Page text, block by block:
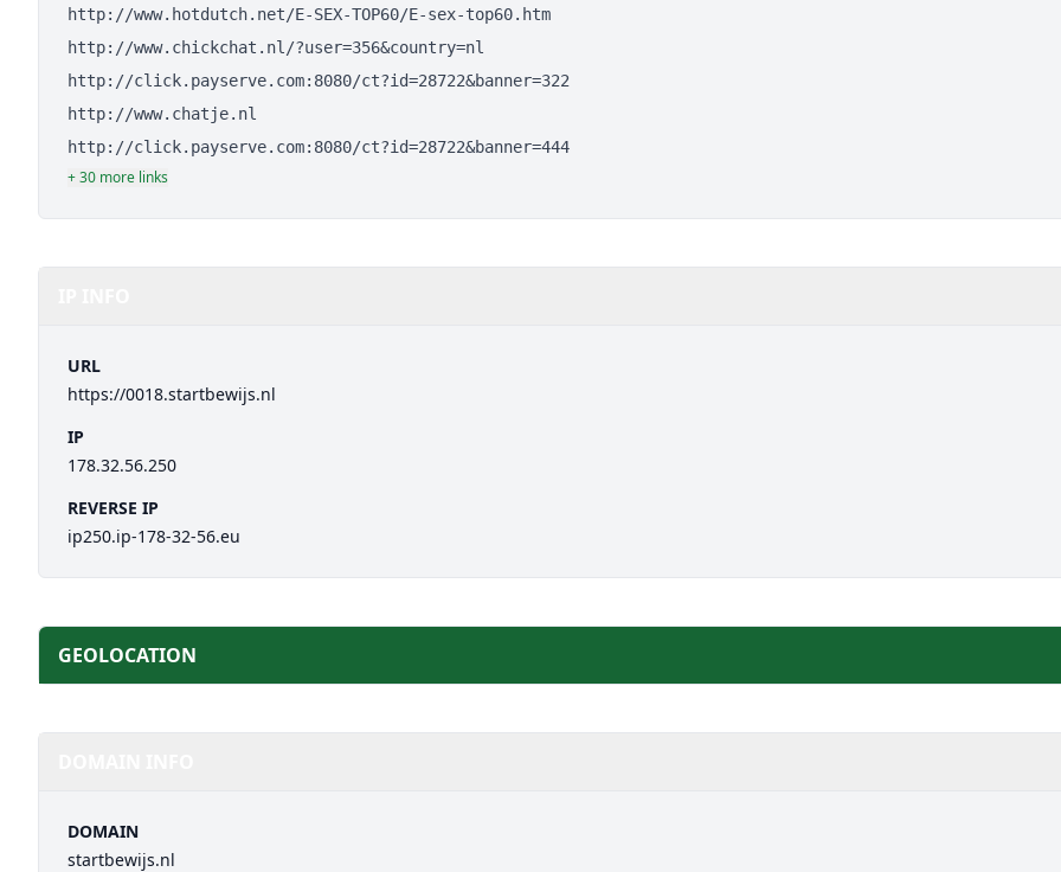
http://www.hotdutch.net/E-SEX-TOP60/E-sex-top60.htm
http://www.chickchat.nl/?user=356&country=nl
http://click.payserve.com:8080/ct?id=28722&banner=322
http://www.chatje.nl
http://click.payserve.com:8080/ct?id=28722&banner=444
+ 30 more links
URL
https://0018.startbewijs.nl
IP
178.32.56.250
REVERSE IP
ip250.ip-178-32-56.eu
GEOLOCATION
DOMAIN
startbewijs.nl